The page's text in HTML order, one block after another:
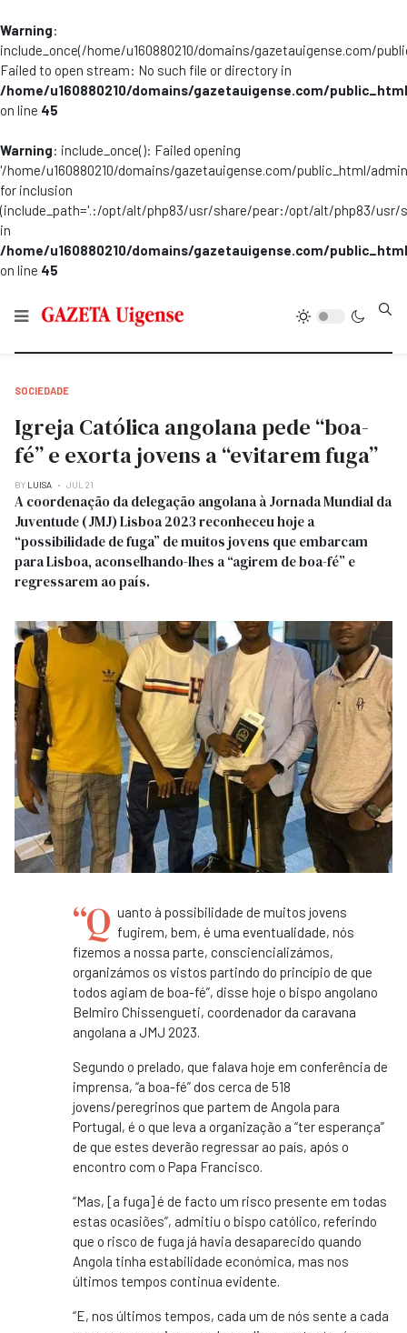
Warning:
include_once(/home/u160880210/domains/gazetauigense.com/
Failed to open stream: No such file or directory in
/home/u160880210/domains/gazetauigense.com/
on line 45
Warning: include_once(): Failed opening
'/home/u160880210/domains/gazetauigense.com/public_html/
for inclusion
(include_path='.:/opt/alt/php83/usr/share/pear:/opt/alt/php83/
in
/home/u160880210/domains/gazetauigense.com/
on line 45
SOCIEDADE
Igreja Católica angolana pede “boa-
fé” e exorta jovens a “evitarem fuga”
BY LUISA JUL 21
A coordenação da delegação angolana à Jornada Mundial da
Juventude (JMJ) Lisboa 2023 reconheceu hoje a
“possibilidade de fuga” de muitos jovens que embarcam
para Lisboa, aconselhando-lhes a “agirem de boa-fé” e
regressarem ao país.
“Q uanto à possibilidade de muitos jovens
fugirem, bem, é uma eventualidade, nós
fizemos a nossa parte, consciencializámos,
organizámos os vistos partindo do princípio de que
todos agiam de boa-fé”, disse hoje o bispo angolano
Belmiro Chissengueti, coordenador da caravana
angolana a JMJ 2023.
Segundo o prelado, que falava hoje em conferência de
imprensa, “a boa-fé” dos cerca de 518
jovens/peregrinos que partem de Angola para
Portugal, é o que leva a organização a “ter esperança”
de que estes deverão regressar ao país, após o
encontro com o Papa Francisco.
“Mas, [a fuga] é de facto um risco presente em todas
estas ocasiões”, admitiu o bispo católico, referindo
que o risco de fuga já havia desaparecido quando
Angola tinha estabilidade económica, mas nos
últimos tempos continua evidente.
“E, nos últimos tempos, cada um de nós sente a cada